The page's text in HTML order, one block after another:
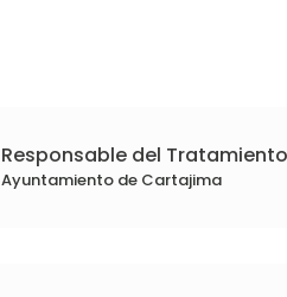
Responsable del
Ayuntamiento de Cartajima